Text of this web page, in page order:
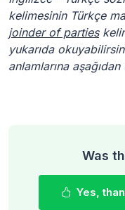
kelimesinin Türkçe
joinder of parties
yukarıda
anlamlarına
Was
Yes,